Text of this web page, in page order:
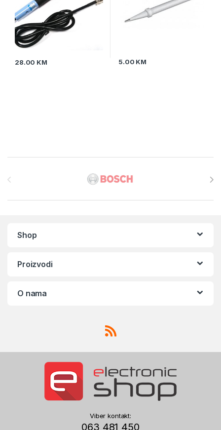
28.00 KM 5.00 KM
Shop
Proizvodi
O nama
Viber kontakt:
063 481 450